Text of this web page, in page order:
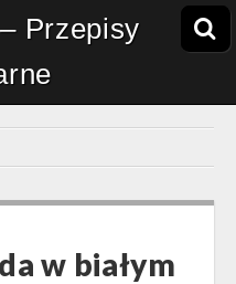
Przepisy
w białym